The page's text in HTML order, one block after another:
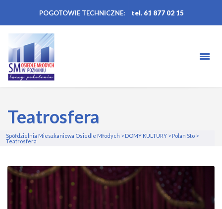
POGOTOWIE TECHNICZNE: tel. 61 877 02 15
Teatrosfera
Spółdzielnia Mieszkaniowa Osiedle Młodych > DOMY KULTURY > Polan Sto >
Teatrosfera